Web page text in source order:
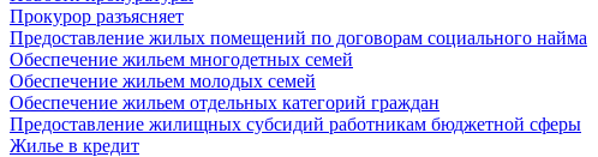
Прокурор разъясняет
Предоставление жилых помещений по договорам социального найма
Обеспечение жильем многодетных семей
Обеспечение жильем молодых семей
Обеспечение жильем отдельных категорий граждан
Предоставление жилищных субсидий работникам бюджетной сферы
Жилье в кредит